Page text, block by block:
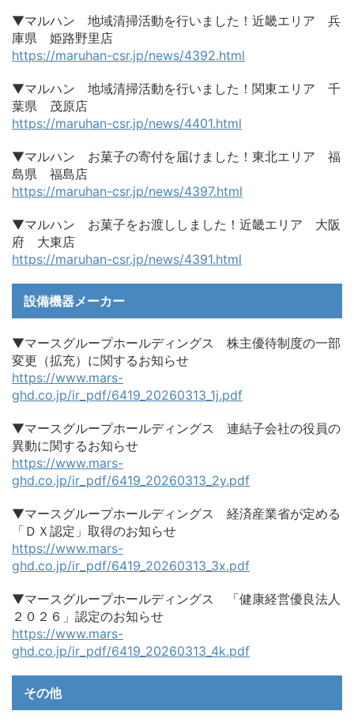
▼マルハン 地域清掃活動を行いました！近畿エリア 兵
庫県 姫路野里店
https://maruhan-csr.jp/news/4392.html
▼マルハン 地域清掃活動を行いました！関東エリア 千
葉県 茂原店
https://maruhan-csr.jp/news/4401.html
▼マルハン お菓子の寄付を届けました！東北エリア 福
島県 福島店
https://maruhan-csr.jp/news/4397.html
▼マルハン お菓子をお渡ししました！近畿エリア 大阪
府 大東店
https://maruhan-csr.jp/news/4391.html
設備機器メーカー
▼マースグループホールディングス 株主優待制度の一部
変更（拡充）に関するお知らせ
https://www.mars-
ghd.co.jp/ir_pdf/6419_20260313_1j.pdf
▼マースグループホールディングス 連結子会社の役員の
異動に関するお知らせ
https://www.mars-
ghd.co.jp/ir_pdf/6419_20260313_2y.pdf
▼マースグループホールディングス 経済産業省が定める
「ＤＸ認定」取得のお知らせ
https://www.mars-
ghd.co.jp/ir_pdf/6419_20260313_3x.pdf
▼マースグループホールディングス 「健康経営優良法人
２０２６」認定のお知らせ
https://www.mars-
ghd.co.jp/ir_pdf/6419_20260313_4k.pdf
その他